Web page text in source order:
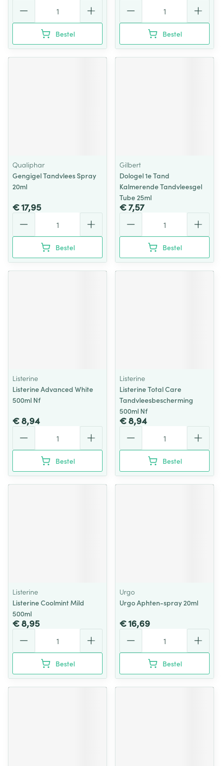
Bestel Bestel
Qualiphar
Gengigel Tandvlees Spray
20ml
€ 17,95
Bestel
Gilbert
Dologel 1e Tand
Kalmerende Tandvleesgel
Tube 25ml
€ 7,57
Bestel
Listerine
Listerine Advanced White
500ml Nf
€ 8,94
Bestel
Listerine
Listerine Total Care
Tandvleesbescherming
500ml Nf
€ 8,94
Bestel
Listerine
Listerine Coolmint Mild
500ml
€ 8,95
Bestel
Urgo
Urgo Aphten-spray 20ml
€ 16,69
Bestel